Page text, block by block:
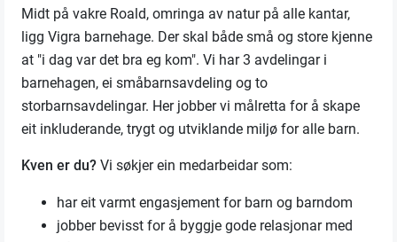
Midt på vakre Roald, omringa av natur på alle kantar,
ligg Vigra barnehage. Der skal både små og store kjenne
at "i dag var det bra eg kom". Vi har 3 avdelingar i
barnehagen, ei småbarnsavdeling og to
storbarnsavdelingar. Her jobber vi målretta for å skape
eit inkluderande, trygt og utviklande miljø for alle barn.
Kven er du?Vi søkjer ein medarbeidar som:
har eit varmt engasjement for barn og barndom
jobber bevisst for å byggje gode relasjonar med